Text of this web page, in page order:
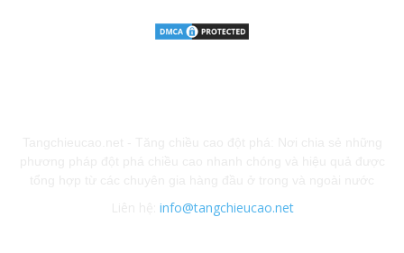
info@tangchieucao.net